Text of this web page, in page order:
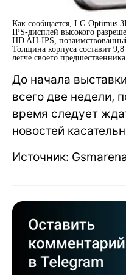
Как сообщается, LG Optimus
IPS-дисплей высокого
HD AH-IPS,
Толщина корпуса составит
легче своего
До начала
всего две недели,
время следует
новостей
Источник: